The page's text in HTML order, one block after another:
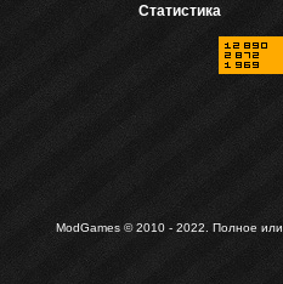
Статистика
ModGames © 2010 - 2022. Полное или